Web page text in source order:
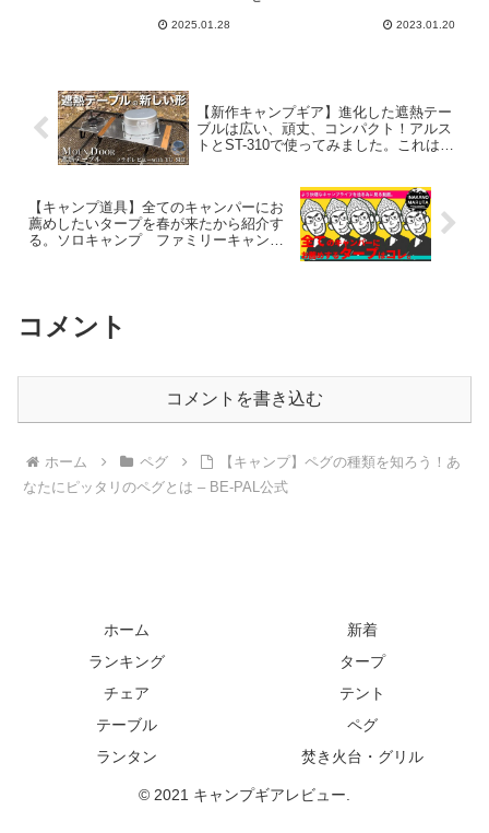
き 多機能ハンマーヘッド
2025.01.28
郡 芦田湖オートキャンプ
2023.01.20
【新作キャンプギア】進化した遮熱テー
ブルは広い、頑丈、コンパクト！アルス
トとST-310で使ってみました。これはオ
【キャンプ道具】全てのキャンパーにお
薦めしたいタープを春が来たから紹介す
る。ソロキャンプ ファミリーキャンプ
コメント
コメントを書き込む
ホーム ペグ
【キャンプ】ペグの種類を知ろう！あ
なたにピッタリのペグとは – BE-PAL公式
ホーム
新着
ランキング
タープ
チェア
テント
テーブル
ペグ
ランタン
焚き火台・グリル
© 2021 キャンプギアレビュー.